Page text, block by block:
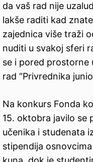
da vaš rad nije
lakše raditi kad
zajednica više traži
nuditi u svakoj sferi
se i pored prostorne
rad “Privrednika
Na konkurs Fonda
15. oktobra javilo se
učenika i studenata
stipendija